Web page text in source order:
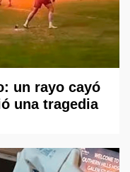
un rayo cayó
una tragedia